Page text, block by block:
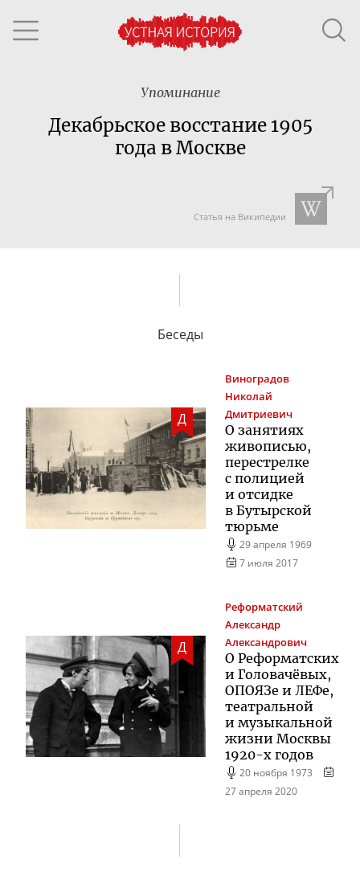
Упоминание
Декабрьское восстание 1905
года в Москве
Статья на Википедии
Беседы
Д
Виноградов
Николай
Дмитриевич
О занятиях
живописью,
перестрелке
с полицией
и отсидке
в Бутырской
тюрьме
29 апреля 1969
7 июля 2017
Д
Реформатский
Александр
Александрович
О Реформатских
и Головачёвых,
ОПОЯЗе и ЛЕФе,
театральной
и музыкальной
жизни Москвы
1920-х годов
20 ноября 1973
27 апреля 2020